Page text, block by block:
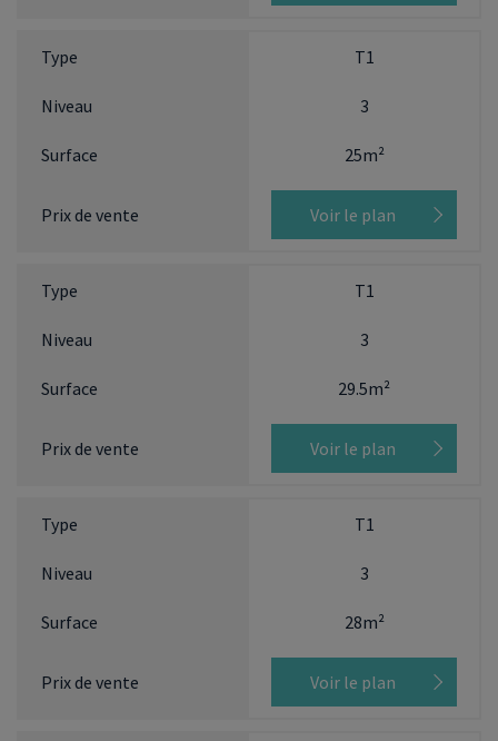
T1
3
25m²
Voir le plan
T1
3
29.5m²
Voir le plan
T1
3
28m²
Voir le plan